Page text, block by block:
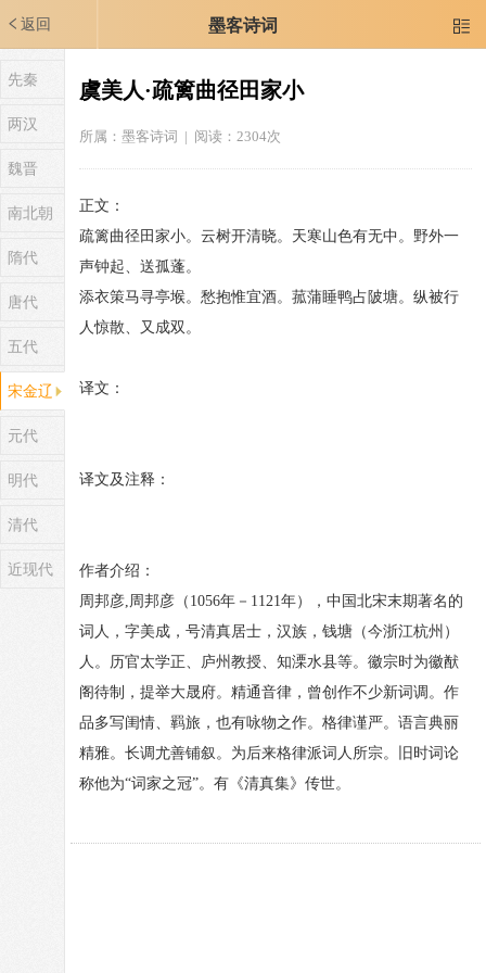
返回 墨客诗词 
先秦
两汉
魏晋
南北朝
隋代
唐代
五代
宋金辽
元代
明代
清代
近现代
虞美人·疏篱曲径田家小
所属： 墨客诗词 | 阅读：2304次
正文：
疏篱曲径田家小。云树开清晓。天寒山色有无中。野外一
声钟起、送孤蓬。
添衣策马寻亭堠。愁抱惟宜酒。菰蒲睡鸭占陂塘。纵被行
人惊散、又成双。
译文：
译文及注释：
作者介绍：
周邦彦,周邦彦（1056年－1121年），中国北宋末期著名的
词人，字美成，号清真居士，汉族，钱塘（今浙江杭州）
人。历官太学正、庐州教授、知溧水县等。徽宗时为徽猷
阁待制，提举大晟府。精通音律，曾创作不少新词调。作
品多写闺情、羁旅，也有咏物之作。格律谨严。语言典丽
精雅。长调尤善铺叙。为后来格律派词人所宗。旧时词论
称他为“词家之冠”。有《清真集》传世。